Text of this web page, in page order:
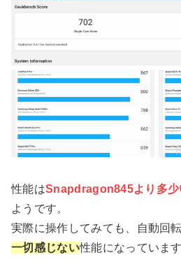
性能はSnapdragon845より多少
ようです。
実際に操作してみても、自動回
一切感じない性能になっています